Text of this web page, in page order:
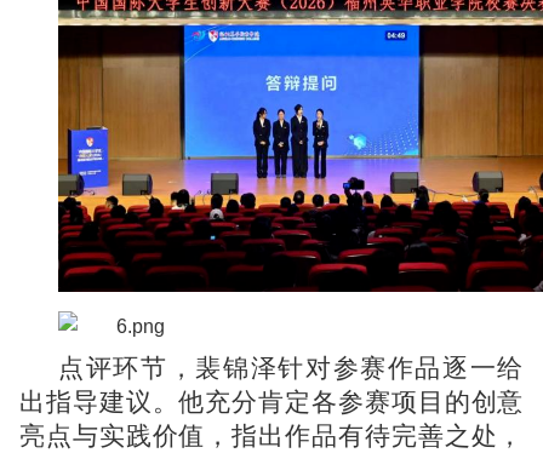
点评环节，裴锦泽针对参赛作品逐一给
出指导建议。他充分肯定各参赛项目的创意
亮点与实践价值，指出作品有待完善之处，